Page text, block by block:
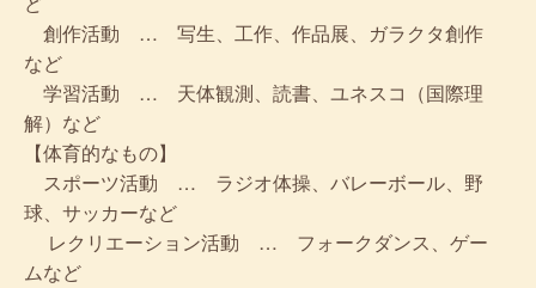
創作活動 … 写生、工作、作品展、ガラクタ創作
など
学習活動 … 天体観測、読書、ユネスコ（国際理
解）など
【体育的なもの】
スポーツ活動 … ラジオ体操、バレーボール、野
球、サッカーなど
レクリエーション活動 … フォークダンス、ゲー
ムなど